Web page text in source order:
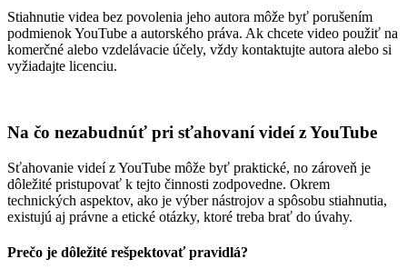
Stiahnutie videa bez povolenia jeho autora môže byť porušením
podmienok YouTube a autorského práva. Ak chcete video použiť na
komerčné alebo vzdelávacie účely, vždy kontaktujte autora alebo si
vyžiadajte licenciu.
Na čo nezabudnúť pri sťahovaní videí z YouTube
Sťahovanie videí z YouTube môže byť praktické, no zároveň je
dôležité pristupovať k tejto činnosti zodpovedne. Okrem
technických aspektov, ako je výber nástrojov a spôsobu stiahnutia,
existujú aj právne a etické otázky, ktoré treba brať do úvahy.
Prečo je dôležité rešpektovať pravidlá?